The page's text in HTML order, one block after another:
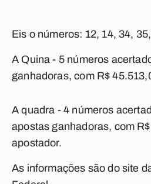
Eis o números: 12, 14, 34,
A Quina - 5 números
ganhadoras, com R$
A quadra - 4 números
apostas ganhadoras, com
apostador.
As informações são do site